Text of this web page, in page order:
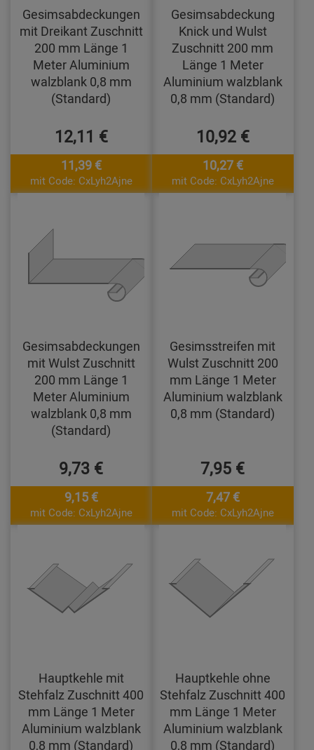
Gesimsabdeckungen
mit Dreikant Zuschnitt
200 mm Länge 1
Meter Aluminium
walzblank 0,8 mm
(Standard)
12,11 €
11,39 €
mit Code: CxLyh2Ajne
Gesimsabdeckung
Knick und Wulst
Zuschnitt 200 mm
Länge 1 Meter
Aluminium walzblank
0,8 mm (Standard)
10,92 €
10,27 €
mit Code: CxLyh2Ajne
Gesimsabdeckungen
mit Wulst Zuschnitt
200 mm Länge 1
Meter Aluminium
walzblank 0,8 mm
(Standard)
9,73 €
9,15 €
mit Code: CxLyh2Ajne
Gesimsstreifen mit
Wulst Zuschnitt 200
mm Länge 1 Meter
Aluminium walzblank
0,8 mm (Standard)
7,95 €
7,47 €
mit Code: CxLyh2Ajne
Hauptkehle mit
Stehfalz Zuschnitt 400
mm Länge 1 Meter
Aluminium walzblank
0,8 mm (Standard)
Hauptkehle ohne
Stehfalz Zuschnitt 400
mm Länge 1 Meter
Aluminium walzblank
0,8 mm (Standard)